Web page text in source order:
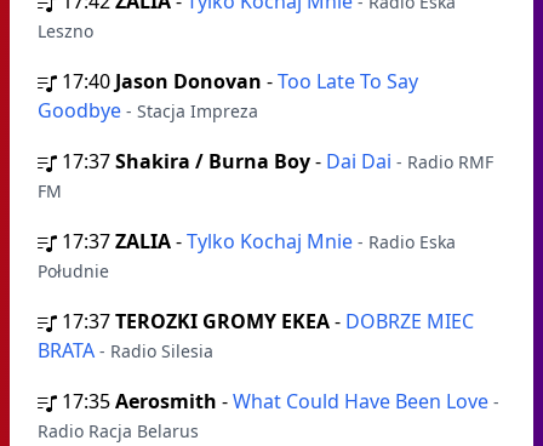
Leszno
17:40 Jason Donovan -Too Late To Say
Goodbye - Stacja Impreza
17:37Shakira / Burna Boy- Dai Dai - Radio RMF
FM
17:37ZALIA-Tylko Kochaj Mnie - Radio Eska
Południe
17:37TEROZKI GROMY EKEA- DOBRZE MIEC
BRATA - Radio Silesia
17:35Aerosmith -What Could Have Been Love -
Radio Racja Belarus